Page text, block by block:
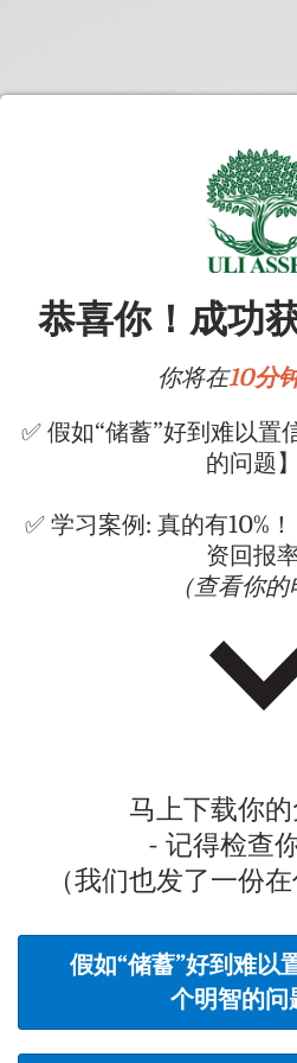
恭喜你！成功
你将在10分
✅ 假如“储蓄”好到难以置
的问题
✅ 学习案例: 真的有10%
资回报
（查看你的
马上下载你
- 记得检查
（我们也发了一份
假如“储蓄”好到难以
个明智的问